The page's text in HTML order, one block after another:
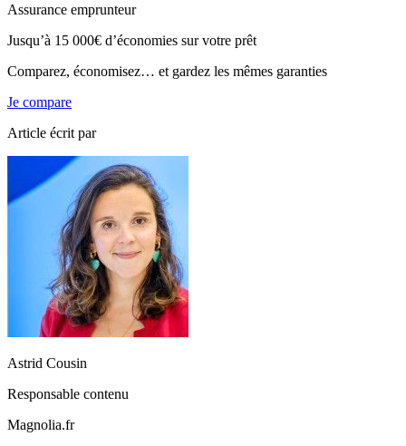
Assurance emprunteur
Jusqu’à 15 000€ d’économies sur votre prêt
Comparez, économisez… et gardez les mêmes garanties
Je compare
Article écrit par
Astrid Cousin
Responsable contenu
Magnolia.fr